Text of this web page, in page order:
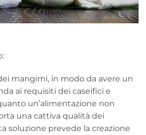
mangimi, in modo da avere un
ai requisiti dei caseifici e
un’alimentazione non
una cattiva qualità dei
soluzione prevede la creazione